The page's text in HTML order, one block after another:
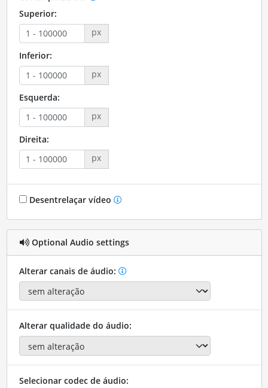
Superior:
px
Inferior:
px
Esquerda:
px
Direita:
px
Desentrelaçar vídeo
Optional Audio settings
Alterar canais de áudio:
Alterar qualidade do áudio:
Selecionar codec de áudio: